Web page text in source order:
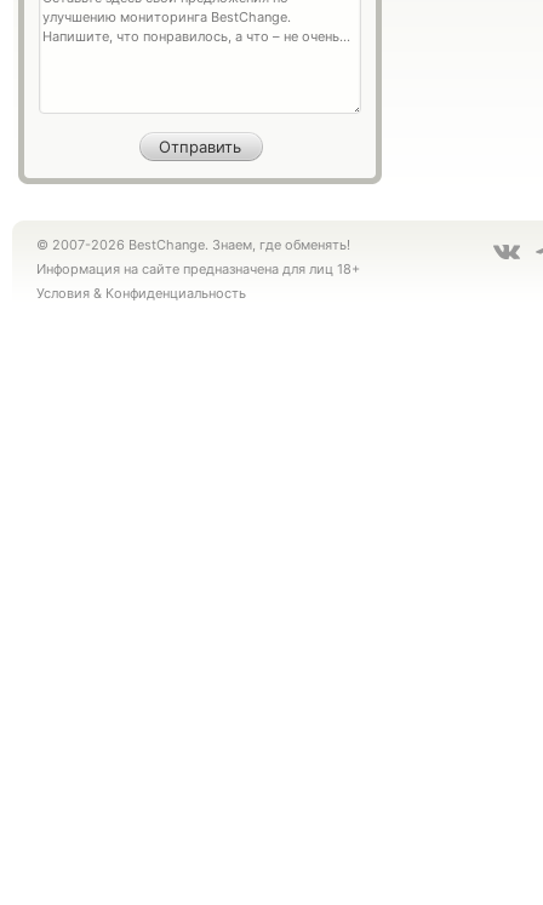
© 2007-2026 BestChange. Знаем, где обменять!
Информация на сайте предназначена для лиц 18+
Условия & Конфиденциальность